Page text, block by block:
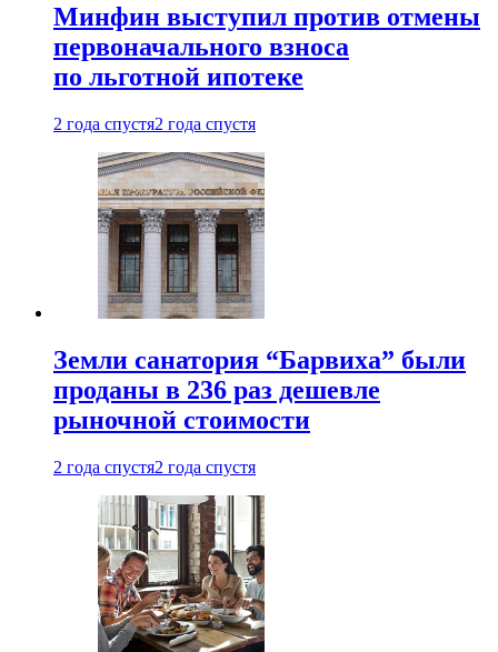
Минфин выступил против отмены
первоначального взноса
по льготной ипотеке
2 года спустя2 года спустя
Земли санатория “Барвиха” были
проданы в 236 раз дешевле
рыночной стоимости
2 года спустя2 года спустя